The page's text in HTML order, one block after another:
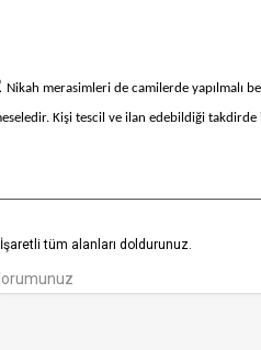
Nikah merasimleri de camilerde yapılmalı
Kişi tescil ve ilan edebildiği takdirde
İşaretli tüm alanları doldurunuz.